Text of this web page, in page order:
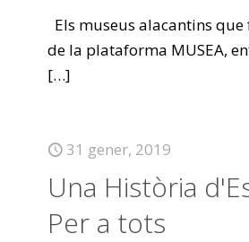
Els museus alacantins
de la plataforma MUSEA,
[…]
31 gener, 2019
Una Història
Per a tots